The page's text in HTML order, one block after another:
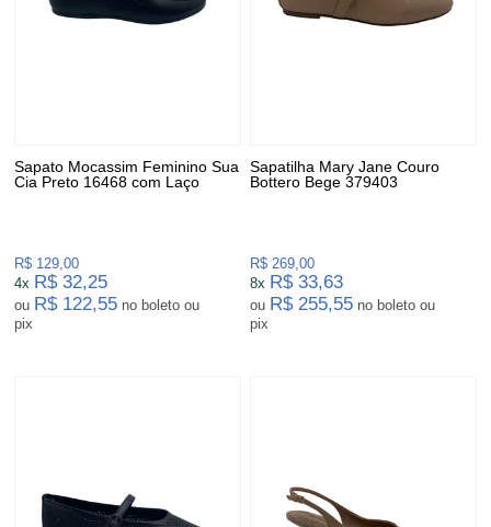
Sapato Mocassim Feminino Sua
Cia Preto 16468 com Laço
R$ 129,00
4x R$ 32,25
ou R$ 122,55 no boleto ou
pix
Sapatilha Mary Jane Couro
Bottero Bege 379403
R$ 269,00
8x R$ 33,63
ou R$ 255,55 no boleto ou
pix